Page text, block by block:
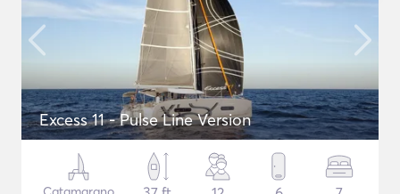
Excess 11 - Pulse Line Version